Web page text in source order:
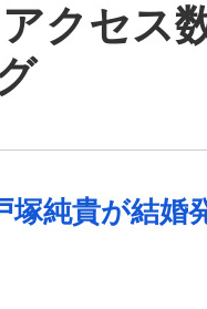
クセス
塚純貴が結婚